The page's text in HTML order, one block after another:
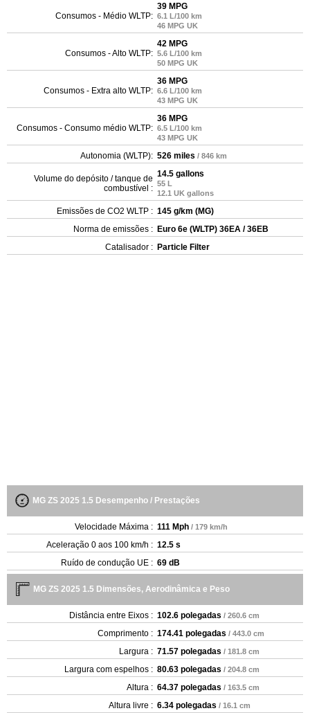
Consumos - Médio WLTP:
39 MPG
6.1 L/100 km
46 MPG UK
Consumos - Alto WLTP:
42 MPG
5.6 L/100 km
50 MPG UK
Consumos - Extra alto WLTP:
36 MPG
6.6 L/100 km
43 MPG UK
Consumos - Consumo médio WLTP:
36 MPG
6.5 L/100 km
43 MPG UK
Autonomia (WLTP): 526 miles / 846 km
Volume do depósito / tanque de
combustível :
14.5 gallons
55 L
12.1 UK gallons
Emissões de CO2 WLTP : 145 g/km (MG)
Norma de emissões : Euro 6e (WLTP) 36EA / 36EB
Catalisador : Particle Filter
MG ZS 2025 1.5 Desempenho / Prestações
Velocidade Máxima : 111 Mph / 179 km/h
Aceleração 0 aos 100 km/h : 12.5 s
Ruído de condução UE : 69 dB
MG ZS 2025 1.5 Dimensões, Aerodinâmica e Peso
Distância entre Eixos : 102.6 polegadas / 260.6 cm
Comprimento : 174.41 polegadas / 443.0 cm
Largura : 71.57 polegadas / 181.8 cm
Largura com espelhos : 80.63 polegadas / 204.8 cm
Altura : 64.37 polegadas / 163.5 cm
Altura livre : 6.34 polegadas / 16.1 cm